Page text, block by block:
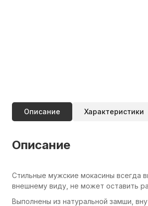
Описание Характеристики
Описание
Стильные мужские мокасины всегда
внешнему виду, не может оставить
Выполнены из натуральной замши,